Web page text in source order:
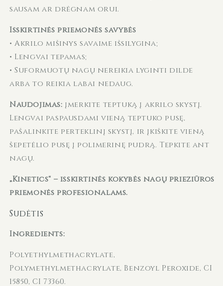
sausam ar drėgnam orui.
Išskirtinės priemonės savybės
• Akrilo mišinys savaime išsilygina;
• Lengvai tepamas;
• Suformuotų nagų nereikia lyginti dilde
arba to reikia labai nedaug.
Naudojimas: įmerkite teptuką į akrilo skystį.
Lengvai paspausdami vieną teptuko pusę,
pašalinkite perteklinį skystį, ir įkiškite vieną
šepetėlio pusę į polimerinę pudrą. Tepkite ant
nagų.
„Kinetics“ – išskirtinės kokybės nagų priežiūros
priemonės profesionalams.
Sudėtis
Ingredients:
Polyethylmethacrylate,
Polymethylmethacrylate, Benzoyl Peroxide, CI
15850, CI 73360.